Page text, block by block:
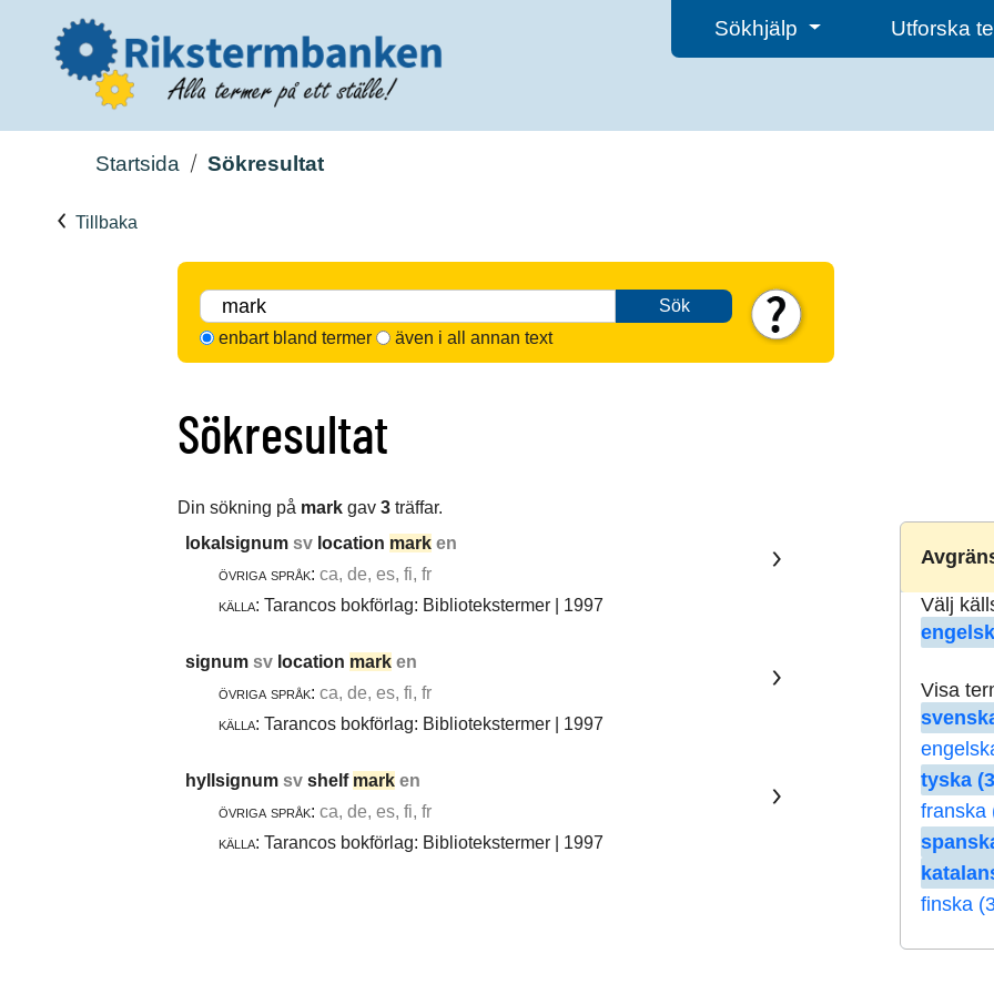
Sökhjälp Utforska
Startsida Sökresultat
Tillbaka
Sök
enbart bland termer
även i all annan text
Sökresultat
Din sökning på mark gav 3 träffar.
Välj
Visa
tyska
franska
finska
lokalsignum sv location mark en
övriga språk: ca, de, es, fi, fr
källa: Tarancos bokförlag: Bibliotekstermer | 1997
signum sv location mark en
övriga språk: ca, de, es, fi, fr
källa: Tarancos bokförlag: Bibliotekstermer | 1997
hyllsignum sv shelf mark en
övriga språk: ca, de, es, fi, fr
källa: Tarancos bokförlag: Bibliotekstermer | 1997